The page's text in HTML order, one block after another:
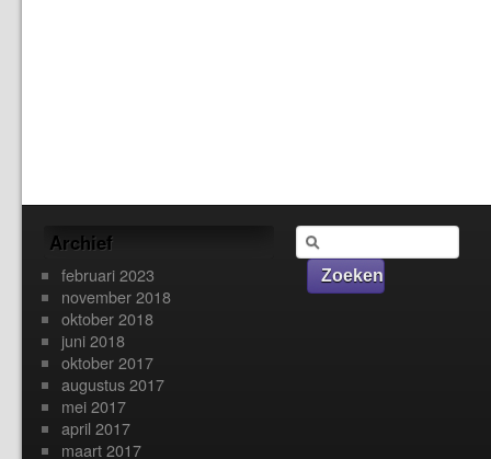
Archief
februari 2023
november 2018
oktober 2018
juni 2018
oktober 2017
augustus 2017
mei 2017
april 2017
maart 2017